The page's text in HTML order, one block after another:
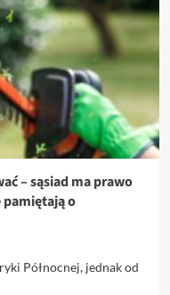
– sąsiad ma prawo
pamiętają o
Północnej, jednak od